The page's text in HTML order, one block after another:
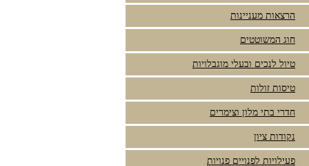
הרצאות מעניינות
חוג המשוטטים
טיול לנכים ובעלי מוגבלויות
טיסות זולות
חדרי בתי מלון וצימרים
נקודות ציון
פעילויות לפנויים פנויות